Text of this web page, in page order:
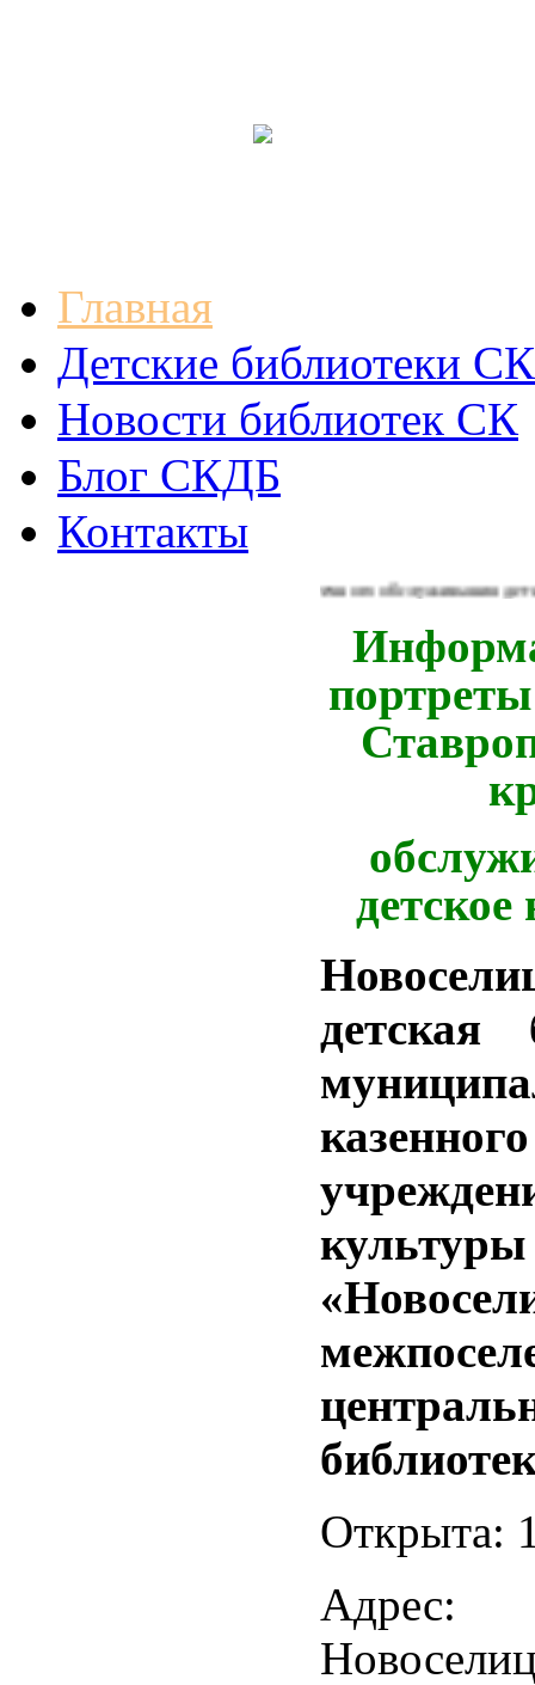
Главная
Детские библиотеки СК
Новости библиотек СК
Блог СКДБ
Контакты
Из Концепции библиотечного обслуживания детей
детское
детская
казенного
культуры
Открыта:
Адрес: